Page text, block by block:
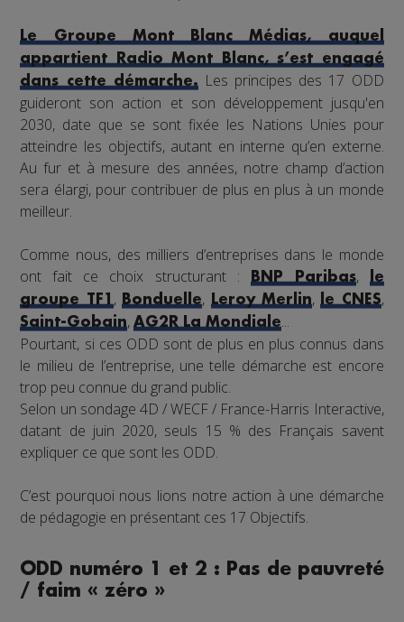
Le Groupe Mont Blanc Médias, auquel
appartient Radio Mont Blanc, s’est engagé
dans cette démarche.Les principes des 17 ODD
guideront son action et son développement jusqu'en
2030, date que se sont fixée les Nations Unies pour
atteindre les objectifs, autant en interne qu’en externe.
Au fur et à mesure des années, notre champ d’action
sera élargi, pour contribuer de plus en plus à un monde
meilleur.
Comme nous, des milliers d’entreprises dans le monde
ont fait ce choix structurant :
BNP Paribas,
le
groupe TF1 , Bonduelle, Leroy Merlin, le CNES,
Saint-Gobain,AG2R La Mondiale...
Pourtant, si ces ODD sont de plus en plus connus dans
le milieu de l’entreprise, une telle démarche est encore
trop peu connue du grand public.
Selon un sondage 4D / WECF / France-Harris Interactive,
datant de juin 2020, seuls 15 % des Français savent
expliquer ce que sont les ODD.
C’est pourquoi nous lions notre action à une démarche
de pédagogie en présentant ces 17 Objectifs.
ODD numéro 1 et 2 : Pas de pauvreté
/ faim « zéro »